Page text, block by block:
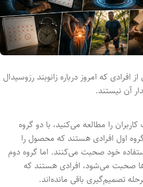
که امروز درباره زانوبند رزوسیدال
آن نیستند.
را مطالعه می‌کنید، با دو گروه
اول افرادی هستند که محصول را
خود صحبت می‌کنند. اما گروه دوم
صحبت می‌شود، افرادی هستند که
تصمیم‌گیری باقی مانده‌اند.